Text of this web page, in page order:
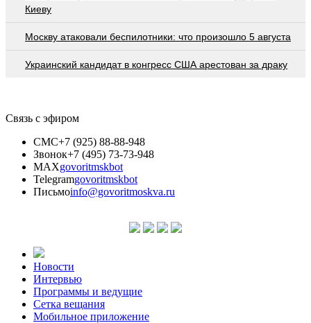
Киеву
Москву атаковали беспилотники: что произошло 5 августа
Украинский кандидат в конгресс США арестован за драку
Связь с эфиром
СМС+7 (925) 88-88-948
Звонок+7 (495) 73-73-948
MAXgovoritmskbot
Telegramgovoritmskbot
Письмоinfo@govoritmoskva.ru
Новости
Интервью
Программы и ведущие
Сетка вещания
Мобильное приложение